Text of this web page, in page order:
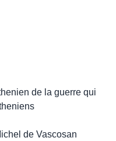
de la guerre qui
de Vascosan